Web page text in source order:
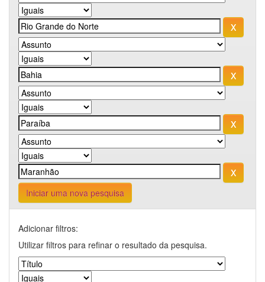
Iniciar uma nova pesquisa
Adicionar filtros:
Utilizar filtros para refinar o resultado da pesquisa.